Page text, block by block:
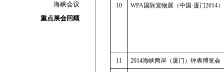
海峡会议
重点展会回顾
10 WPA国际宠物展（中国·厦门2014）
11 2014海峡两岸（厦门）钟表博览会